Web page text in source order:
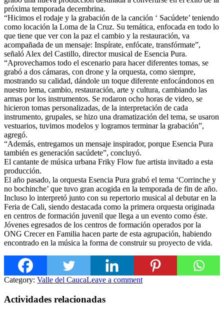
próxima temporada decembrina.
“Hicimos el rodaje y la grabación de la canción ‘ Sacúdete’ teniendo
como locación la Loma de la Cruz. Su temática, enfocada en todo lo
que tiene que ver con la paz el cambio y la restauración, va
acompañada de un mensaje: Inspírate, enfócate, transfórmate”,
señaló Alex del Castillo, director musical de Esencia Pura.
“Aprovechamos todo el escenario para hacer diferentes tomas, se
grabó a dos cámaras, con drone y la orquesta, como siempre,
mostrando su calidad, dándole un toque diferente enfocándonos en
nuestro lema, cambio, restauración, arte y cultura, cambiando las
armas por los instrumentos. Se rodaron ocho horas de video, se
hicieron tomas personalizadas, de la interpretación de cada
instrumento, grupales, se hizo una dramatización del tema, se usaron
vestuarios, tuvimos modelos y logramos terminar la grabación”,
agregó.
“Además, entregamos un mensaje inspirador, porque Esencia Pura
también es generación sacúdete”, concluyó.
El cantante de música urbana Friky Flow fue artista invitado a esta
producción.
El año pasado, la orquesta Esencia Pura grabó el tema ‘Corrinche y
no bochinche’ que tuvo gran acogida en la temporada de fin de año.
Incluso lo interpretó junto con su repertorio musical al debutar en la
Feria de Cali, siendo destacada como la primera orquesta originada
en centros de formación juvenil que llega a un evento como éste.
Jóvenes egresados de los centros de formación operados por la
ONG Crecer en Familia hacen parte de esta agrupación, habiendo
encontrado en la música la forma de construir su proyecto de vida.
Category: Valle del CaucaLeave a comment
Actividades relacionadas